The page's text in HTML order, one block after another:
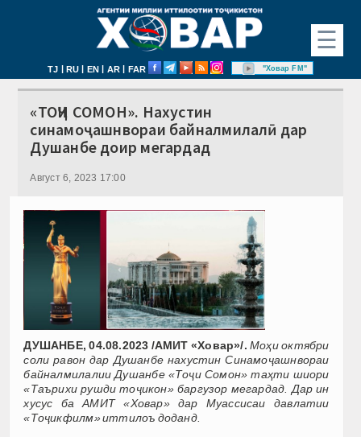
☰
TJ | RU | EN | AR | FAR "Ховар FM"
«ТОҶИ СОМОН». Нахустин
синамоҷашнвораи байналмилалӣ дар
Душанбе доир мегардад
Август 6, 2023 17:00
ДУШАНБЕ, 04.08.2023 /АМИТ «Ховар»/. Моҳи октябри
соли равон дар Душанбе нахустин Синамоҷашнвораи
байналмилалии Душанбе «Тоҷи Сомон» таҳти шиори
«Таърихи рушди тоҷикон» баргузор мегардад. Дар ин
хусус ба АМИТ «Ховар» дар Муассисаи давлатии
«Тоҷикфилм» иттилоъ доданд.